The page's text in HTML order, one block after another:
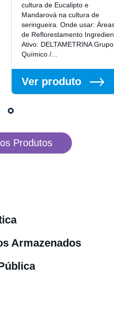
cultura de Eucalipto e
Mandarová na cultura de
seringueira. Onde usar:
de Reflorestamento
Ativo: DELTAMETRINA Grupo
Químico /...
Ver produto
Produtos
Armazenados